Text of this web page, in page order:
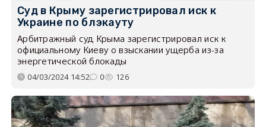
Суд в Крыму зарегистрировал иск к
Украине по блэкауту
Арбитражный суд Крыма зарегистрировал иск к
официальному Киеву о взыскании ущерба из-за
энергетической блокады
04/03/2024 14:52 0 126